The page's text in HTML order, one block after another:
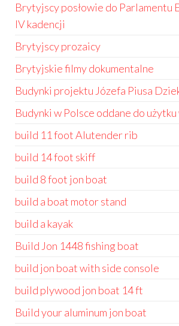
Brytyjscy posłowie do Parlamentu
IV kadencji
Brytyjscy prozaicy
Brytyjskie filmy dokumentalne
Budynki projektu Józefa Piusa
Budynki w Polsce oddane do użytku
build 11 foot Alutender rib
build 14 foot skiff
build 8 foot jon boat
build a boat motor stand
build a kayak
Build Jon 1448 fishing boat
build jon boat with side console
build plywood jon boat 14 ft
Build your aluminum jon boat